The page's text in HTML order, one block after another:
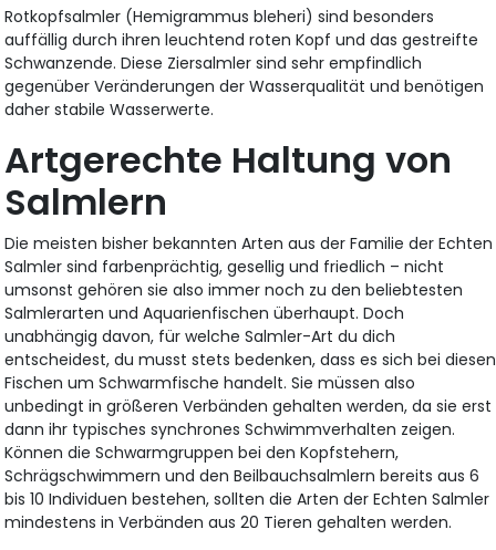
Rotkopfsalmler (Hemigrammus bleheri) sind besonders
auffällig durch ihren leuchtend roten Kopf und das gestreifte
Schwanzende. Diese Ziersalmler sind sehr empfindlich
gegenüber Veränderungen der Wasserqualität und benötigen
daher stabile Wasserwerte.
Artgerechte Haltung von
Salmlern
Die meisten bisher bekannten Arten aus der Familie der Echten
Salmler sind farbenprächtig, gesellig und friedlich – nicht
umsonst gehören sie also immer noch zu den beliebtesten
Salmlerarten und Aquarienfischen überhaupt. Doch
unabhängig davon, für welche Salmler-Art du dich
entscheidest, du musst stets bedenken, dass es sich bei diesen
Fischen um Schwarmfische handelt. Sie müssen also
unbedingt in größeren Verbänden gehalten werden, da sie erst
dann ihr typisches synchrones Schwimmverhalten zeigen.
Können die Schwarmgruppen bei den Kopfstehern,
Schrägschwimmern und den Beilbauchsalmlern bereits aus 6
bis 10 Individuen bestehen, sollten die Arten der Echten Salmler
mindestens in Verbänden aus 20 Tieren gehalten werden.